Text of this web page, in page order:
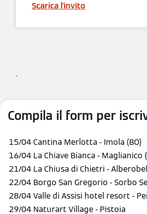
Scarica l'invito
.
Compila il form per